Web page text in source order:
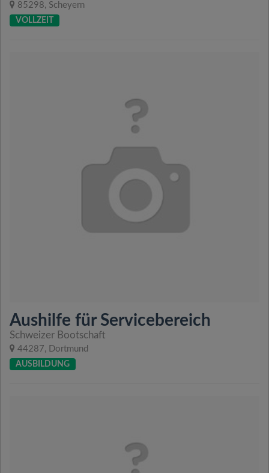
85298, Scheyern
VOLLZEIT
Aushilfe für Servicebereich
Schweizer Bootschaft
44287, Dortmund
AUSBILDUNG